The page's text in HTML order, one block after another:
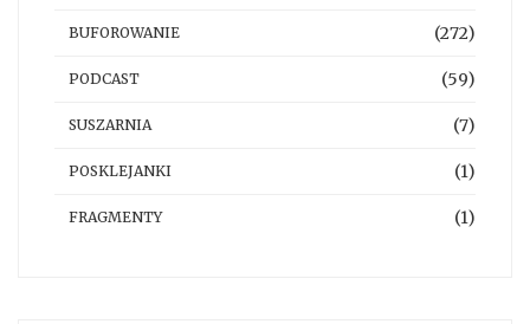
BUFOROWANIE (272)
PODCAST (59)
SUSZARNIA (7)
POSKLEJANKI (1)
FRAGMENTY (1)